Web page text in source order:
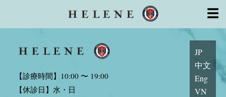
幹細胞の特徴
顧問・医師・専門家
初めての方安心サポート
お問い合わせ
☰
JP
中文
Eng
VN
Monthly Archives: 1月 2020
【診療時間】10:00 〜 19:00
【休診日】水・日